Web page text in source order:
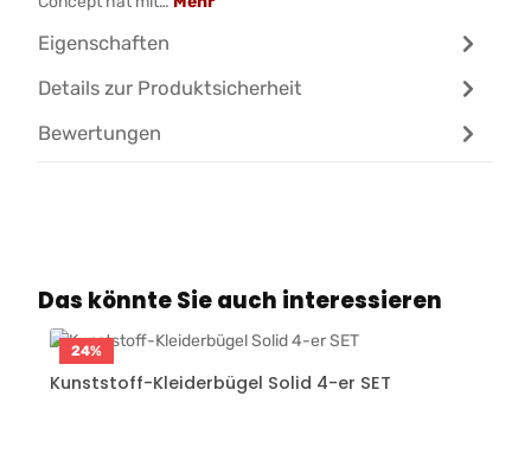
Eigenschaften
Details zur Produktsicherheit
Bewertungen
Produktgalerie überspringen
Das könnte Sie auch interessieren
24%
Kunststoff-Kleiderbügel Solid 4-er SET